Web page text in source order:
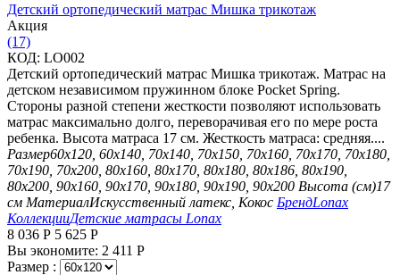
Детский ортопедический матрас Мишка трикотаж
Aкция
(17)
КОД: LO002
Детский ортопедический матрас Мишка трикотаж. Матрас на
детском независимом пружинном блоке Pocket Spring.
Стороны разной степени жесткости позволяют использовать
матрас максимально долго, переворачивая его по мере роста
ребенка. Высота матраса 17 см. Жесткость матраса: средняя....
Размер60х120, 60х140, 70х140, 70х150, 70х160, 70х170, 70х180,
70х190, 70х200, 80х160, 80х170, 80х180, 80х186, 80х190,
80х200, 90х160, 90х170, 90х180, 90х190, 90х200 Высота (см)17
см МатериалИскусственный латекс, Кокос БрендLonax
КоллекцииДетские матрасы Lonax
8 036 Р 5 625 Р
Вы экономите: 2 411 Р
Размер :